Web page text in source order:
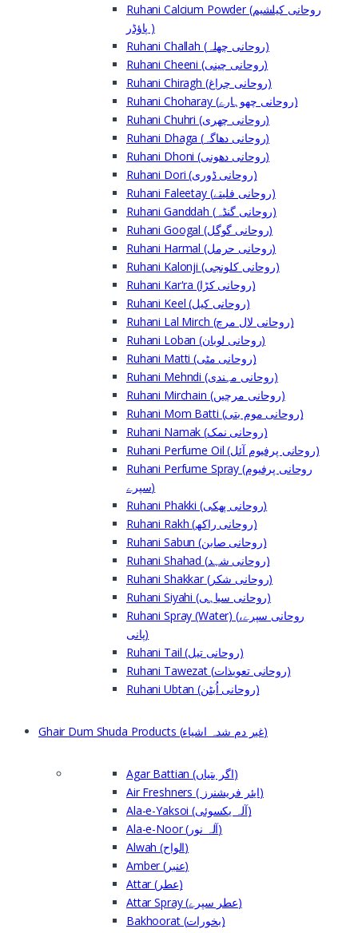
Ruhani Calcium Powder (روحانی کیلشیم
پاؤڈر )
Ruhani Challah (روحانی چھلہ)
Ruhani Cheeni (روحانی چینی)
Ruhani Chiragh (روحانی چراغ)
Ruhani Choharay (روحانی چھوہارے)
Ruhani Chuhri (روحانی چھری)
Ruhani Dhaga (روحانی دھاگہ)
Ruhani Dhoni (روحانی دھونی)
Ruhani Dori (روحانی ڈوری)
Ruhani Faleetay (روحانی فلیتے)
Ruhani Ganddah (روحانی گنڈہ)
Ruhani Googal (روحانی گوگل)
Ruhani Harmal (روحانی حرمل)
Ruhani Kalonji (روحانی کلونجی)
Ruhani Kar'ra (روحانی کڑا)
Ruhani Keel (روحانی کیل)
Ruhani Lal Mirch (روحانی لال مرچ)
Ruhani Loban (روحانی لوبان)
Ruhani Matti (روحانی مٹی)
Ruhani Mehndi (روحانی مہندی)
Ruhani Mirchain (روحانی مرچیں)
Ruhani Mom Batti (روحانی موم بتی)
Ruhani Namak (روحانی نمک)
Ruhani Perfume Oil (روحانی پرفیوم آئل)
Ruhani Perfume Spray (روحانی پرفیوم
سپرے)
Ruhani Phakki (روحانی پھکی)
Ruhani Rakh (روحانی راکھ)
Ruhani Sabun (روحانی صابن)
Ruhani Shahad (روحانی شہد)
Ruhani Shakkar (روحانی شکر)
Ruhani Siyahi (روحانی سیاہی)
Ruhani Spray (Water) (روحانی سپرے،
پانی)
Ruhani Tail (روحانی تیل)
Ruhani Tawezat (روحانی تعویذات)
Ruhani Ubtan (روحانی اُبٹن)
Ghair Dum Shuda Products (غیر دم شدہ اشیاء)
Agar Battian (اگر بتیاں)
Air Freshners ( ایئر فریشنرز)
Ala-e-Yaksoi (آلہ یکسوئی)
Ala-e-Noor (آلہ نور)
Alwah (الواح)
Amber (عنبر)
Attar (عطر)
Attar Spray (عطر سپرے)
Bakhoorat (بخورات)